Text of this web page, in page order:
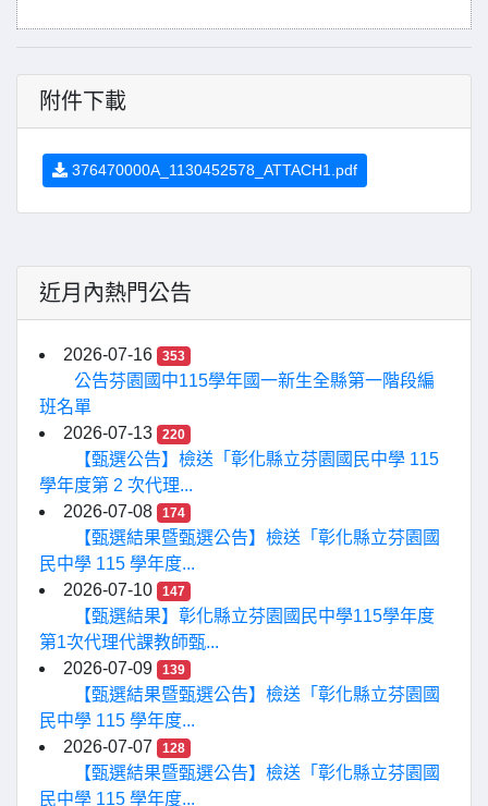
附件下載
376470000A_1130452578_ATTACH1.pdf
近月內熱門公告
2026-07-16 353
公告芬園國中115學年國一新生全縣第一階段編
班名單
2026-07-13
220
【甄選公告】檢送「彰化縣立芬園國民中學 115
學年度第 2 次代理...
2026-07-08
174
【甄選結果暨甄選公告】檢送「彰化縣立芬園國
民中學 115 學年度...
2026-07-10
147
【甄選結果】彰化縣立芬園國民中學115學年度
第1次代理代課教師甄...
2026-07-09
139
【甄選結果暨甄選公告】檢送「彰化縣立芬園國
民中學 115 學年度...
2026-07-07
128
【甄選結果暨甄選公告】檢送「彰化縣立芬園國
民中學 115 學年度...